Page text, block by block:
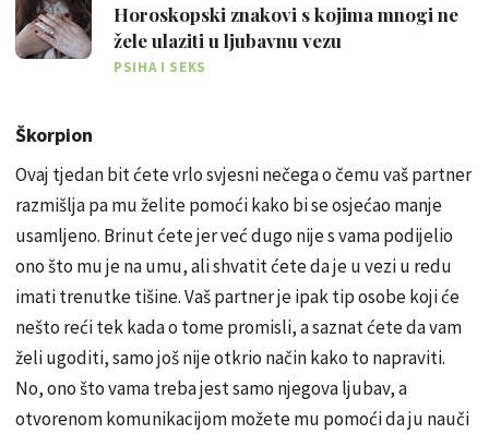
Horoskopski znakovi s kojima mnogi ne
žele ulaziti u ljubavnu vezu
PSIHA I SEKS
Škorpion
Ovaj tjedan bit ćete vrlo svjesni nečega o čemu vaš partner
razmišlja pa mu želite pomoći kako bi se osjećao manje
usamljeno. Brinut ćete jer već dugo nije s vama podijelio
ono što mu je na umu, ali shvatit ćete da je u vezi u redu
imati trenutke tišine. Vaš partner je ipak tip osobe koji će
nešto reći tek kada o tome promisli, a saznat ćete da vam
želi ugoditi, samo još nije otkrio način kako to napraviti.
No, ono što vama treba jest samo njegova ljubav, a
otvorenom komunikacijom možete mu pomoći da ju nauči